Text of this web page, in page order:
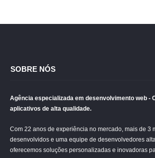
SOBRE NÓS
Agência especializada em desenvolvimento web -
aplicativos de alta qualidade.
Com 22 anos de experiência no mercado, mais de 3
desenvolvidos e uma equipe de desenvolvedores
oferecemos soluções personalizadas e inovadoras